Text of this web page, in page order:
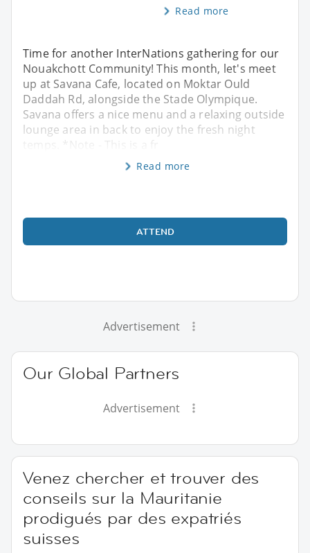
Read more
Time for another InterNations gathering for our
Nouakchott Community! This month, let's meet
up at Savana Cafe, located on Moktar Ould
Daddah Rd, alongside the Stade Olympique.
Savana offers a nice menu and a relaxing outside
lounge area in back to enjoy the fresh night
temps. *Note - This is a fr
Read more
ATTEND
Advertisement
Our Global Partners
Advertisement
Venez chercher et trouver des
conseils sur la Mauritanie
prodigués par des expatriés
suisses